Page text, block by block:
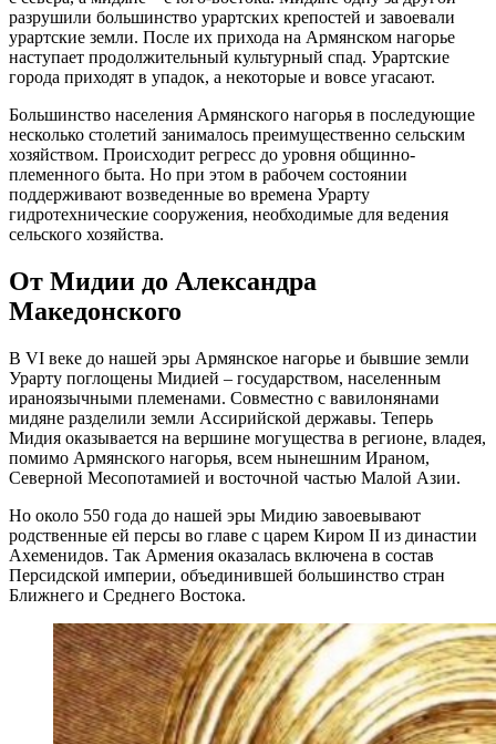
разрушили большинство урартских крепостей и завоевали
урартские земли. После их прихода на Армянском нагорье
наступает продолжительный культурный спад. Урартские
города приходят в упадок, а некоторые и вовсе угасают.
Большинство населения Армянского нагорья в последующие
несколько столетий занималось преимущественно сельским
хозяйством. Происходит регресс до уровня общинно-
племенного быта. Но при этом в рабочем состоянии
поддерживают возведенные во времена Урарту
гидротехнические сооружения, необходимые для ведения
сельского хозяйства.
От Мидии до Александра
Македонского
В VI веке до нашей эры Армянское нагорье и бывшие земли
Урарту поглощены Мидией – государством, населенным
ираноязычными племенами. Совместно с вавилонянами
мидяне разделили земли Ассирийской державы. Теперь
Мидия оказывается на вершине могущества в регионе, владея,
помимо Армянского нагорья, всем нынешним Ираном,
Северной Месопотамией и восточной частью Малой Азии.
Но около 550 года до нашей эры Мидию завоевывают
родственные ей персы во главе с царем Киром II из династии
Ахеменидов. Так Армения оказалась включена в состав
Персидской империи, объединившей большинство стран
Ближнего и Среднего Востока.